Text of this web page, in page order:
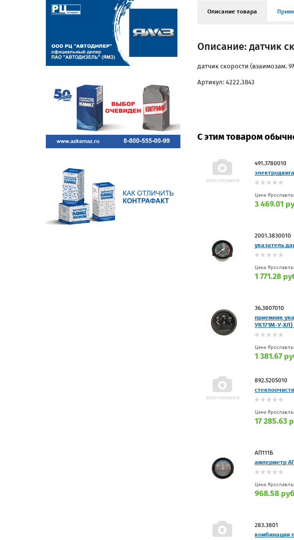
Описание товара
Описание: датчик
датчик скорости (взаимозам.
Артикул: 4222.3843
С этим товаром
491.3780010
Цена Ярославль:
3 469.01
2001.3830010
указатель
Цена Ярославль:
1 771.28
36.3807010
приемник
УК171М-У-ХЛ)
Цена Ярославль:
1 381.67
892.5205010
Цена Ярославль:
17 285.63
АП111Б
амперметр
Цена Ярославль:
968.58
283.3801
комбинация